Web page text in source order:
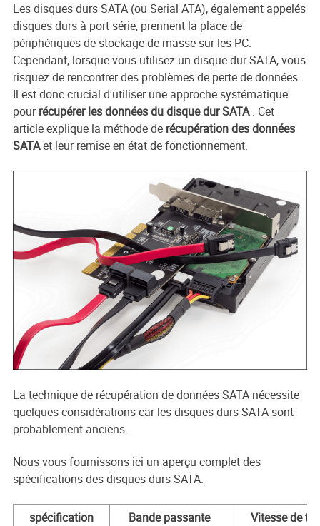
Les disques durs SATA (ou Serial ATA), également appelés
disques durs à port série, prennent la place de
périphériques de stockage de masse sur les PC.
Cependant, lorsque vous utilisez un disque dur SATA, vous
risquez de rencontrer des problèmes de perte de données.
Il est donc crucial d'utiliser une approche systématique
pourrécupérer les données du disque dur SATA. Cet
article explique la méthode de récupération des données
SATAet leur remise en état de fonctionnement.
La technique de récupération de données SATA nécessite
quelques considérations car les disques durs SATA sont
probablement anciens.
Nous vous fournissons ici un aperçu complet des
spécifications des disques durs SATA.
spécification Bande passante Vitesse de